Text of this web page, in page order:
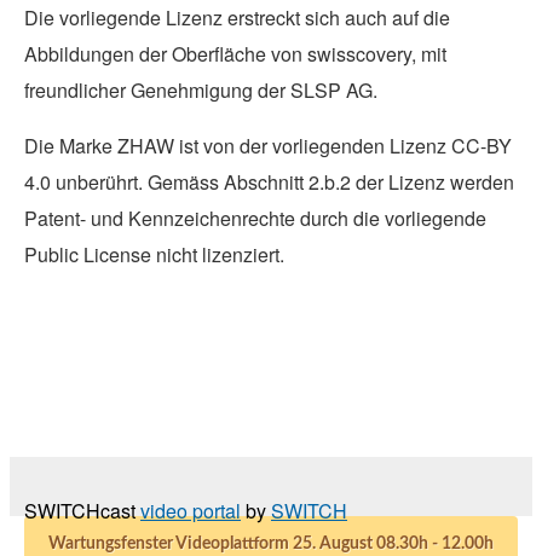
Die vorliegende Lizenz erstreckt sich auch auf die
Abbildungen der Oberfläche von swisscovery, mit
freundlicher Genehmigung der SLSP AG.
Die Marke ZHAW ist von der vorliegenden Lizenz CC-BY
4.0 unberührt. Gemäss Abschnitt 2.b.2 der Lizenz werden
Patent- und Kennzeichenrechte durch die vorliegende
Public License nicht lizenziert.
SWITCHcastvideo portalbySWITCH
Wartungsfenster Videoplattform 25. August 08.30h - 12.00h